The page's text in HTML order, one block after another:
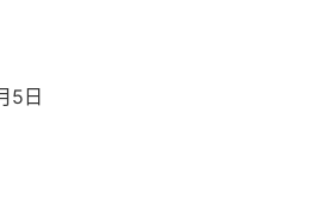
5日